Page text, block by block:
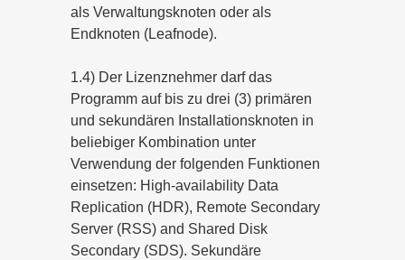
als Verwaltungsknoten oder als
Endknoten (Leafnode).
1.4) Der Lizenznehmer darf das
Programm auf bis zu drei (3) primären
und sekundären Installationsknoten in
beliebiger Kombination unter
Verwendung der folgenden Funktionen
einsetzen: High-availability Data
Replication (HDR), Remote Secondary
Server (RSS) and Shared Disk
Secondary (SDS). Sekundäre